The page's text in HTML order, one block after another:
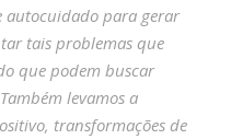
autocuidado para gerar
tais problemas que
que podem buscar
levamos a
transformações de